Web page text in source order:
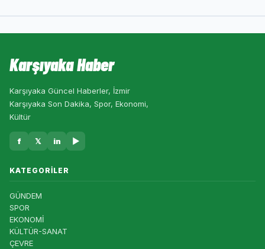
Karşıyaka Haber
Karşıyaka Güncel Haberler, İzmir
Karşıyaka Son Dakika, Spor, Ekonomi,
Kültür
f 𝕏 in ▶
KATEGORILER
GÜNDEM
SPOR
EKONOMİ
KÜLTÜR-SANAT
ÇEVRE